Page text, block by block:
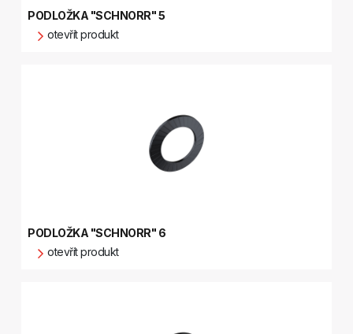
PODLOŽKA "SCHNORR" 5
otevřít produkt
PODLOŽKA "SCHNORR" 6
otevřít produkt